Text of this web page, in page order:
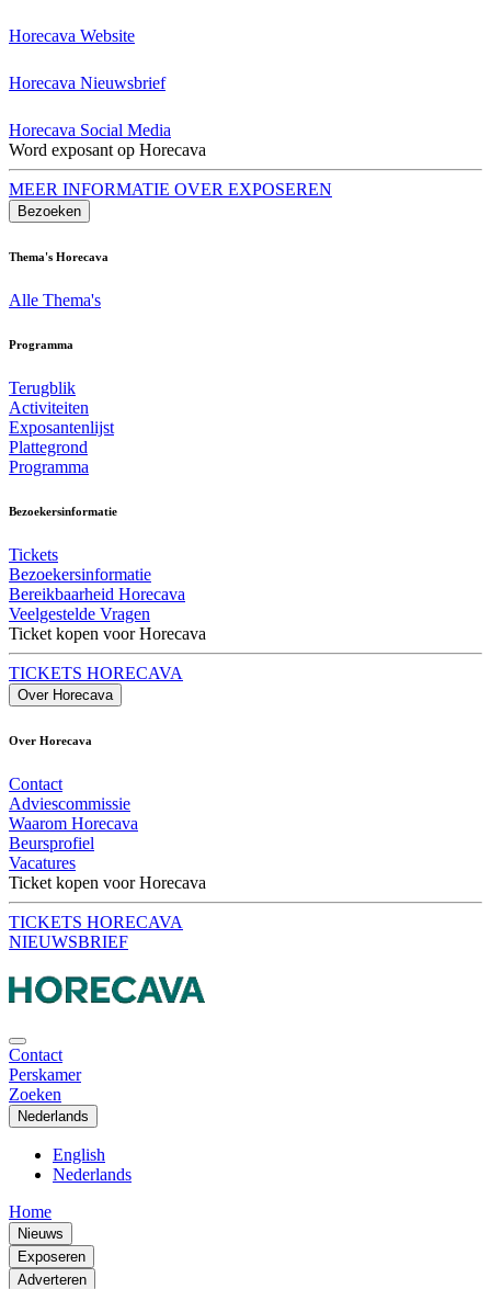
Horecava Website
Horecava Nieuwsbrief
Horecava Social Media
Word exposant op Horecava
MEER INFORMATIE OVER EXPOSEREN
Bezoeken
Thema's Horecava
Alle Thema's
Programma
Terugblik
Activiteiten
Exposantenlijst
Plattegrond
Programma
Bezoekersinformatie
Tickets
Bezoekersinformatie
Bereikbaarheid Horecava
Veelgestelde Vragen
Ticket kopen voor Horecava
TICKETS HORECAVA
Over Horecava
Over Horecava
Contact
Adviescommissie
Waarom Horecava
Beursprofiel
Vacatures
Ticket kopen voor Horecava
TICKETS HORECAVA
NIEUWSBRIEF
Contact
Perskamer
Zoeken
Nederlands
English
Nederlands
Home
Nieuws
Exposeren
Adverteren